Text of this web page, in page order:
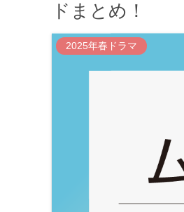
ドまとめ！
2025年春ドラマ